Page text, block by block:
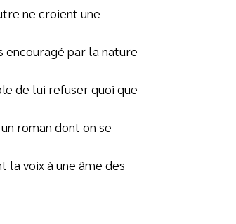
ne croient une
encouragé par la nature
de lui refuser quoi que
roman dont on se
la voix à une âme des